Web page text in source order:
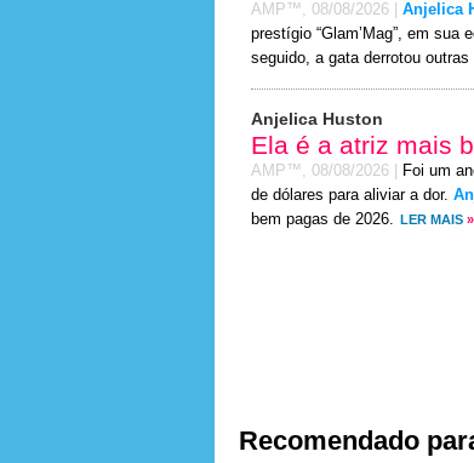
AMP™, 08/08/2026 Anjelica
prestígio “Glam’Mag”, em
seguido, a gata derrotou
Anjelica Huston
Ela é a atriz mais
AMP™, 08/08/2026
Foi um
de dólares para aliviar a dor.
bem pagas de 2026. LER MAIS »
Recomendado